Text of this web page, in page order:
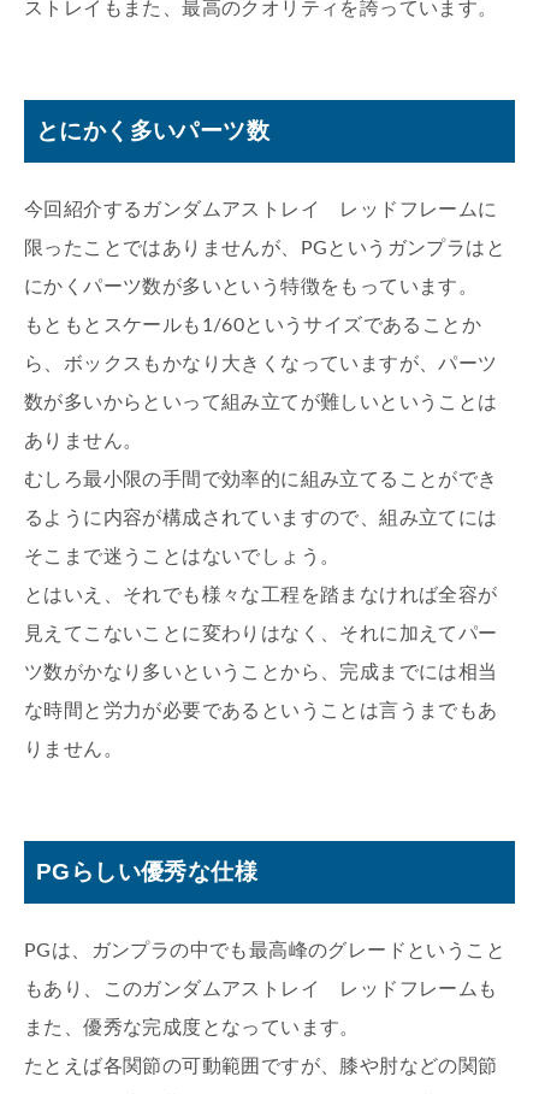
ストレイもまた、最高のクオリティを誇っています。
とにかく多いパーツ数
今回紹介するガンダムアストレイ レッドフレームに
限ったことではありませんが、PGというガンプラはと
にかくパーツ数が多いという特徴をもっています。
もともとスケールも1/60というサイズであることか
ら、ボックスもかなり大きくなっていますが、パーツ
数が多いからといって組み立てが難しいということは
ありません。
むしろ最小限の手間で効率的に組み立てることができ
るように内容が構成されていますので、組み立てには
そこまで迷うことはないでしょう。
とはいえ、それでも様々な工程を踏まなければ全容が
見えてこないことに変わりはなく、それに加えてパー
ツ数がかなり多いということから、完成までには相当
な時間と労力が必要であるということは言うまでもあ
りません。
PGらしい優秀な仕様
PGは、ガンプラの中でも最高峰のグレードということ
もあり、このガンダムアストレイ レッドフレームも
また、優秀な完成度となっています。
たとえば各関節の可動範囲ですが、膝や肘などの関節